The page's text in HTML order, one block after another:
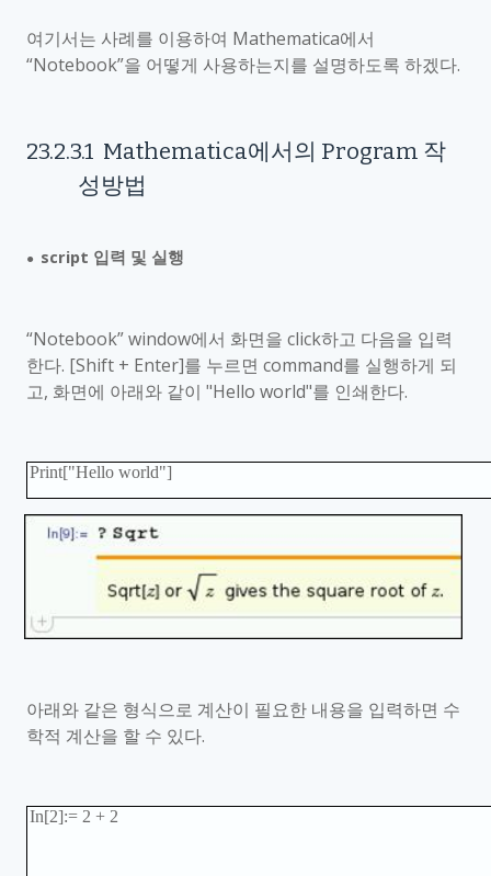
여기서는 사례를 이용하여 Mathematica에서
“Notebook”을 어떻게 사용하는지를 설명하도록 하겠다.
23.2.3.1 Mathematica에서의 Program 작
성방법
● script 입력 및 실행
“Notebook”window에서 화면을 click하고 다음을 입력
한다. [Shift + Enter]를 누르면command를 실행하게 되
고, 화면에 아래와 같이"Hello world"를 인쇄한다.
Print["Hello world"]
아래와 같은 형식으로 계산이 필요한 내용을 입력하면 수
학적 계산을 할 수 있다.
In[2]:= 2 + 2